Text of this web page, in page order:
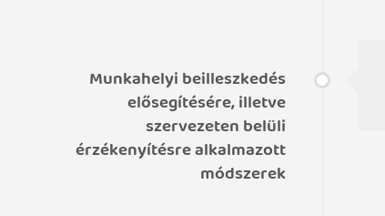
Munkahelyi beilleszkedés
elősegítésére, illetve
szervezeten belüli
érzékenyítésre alkalmazott
módszerek